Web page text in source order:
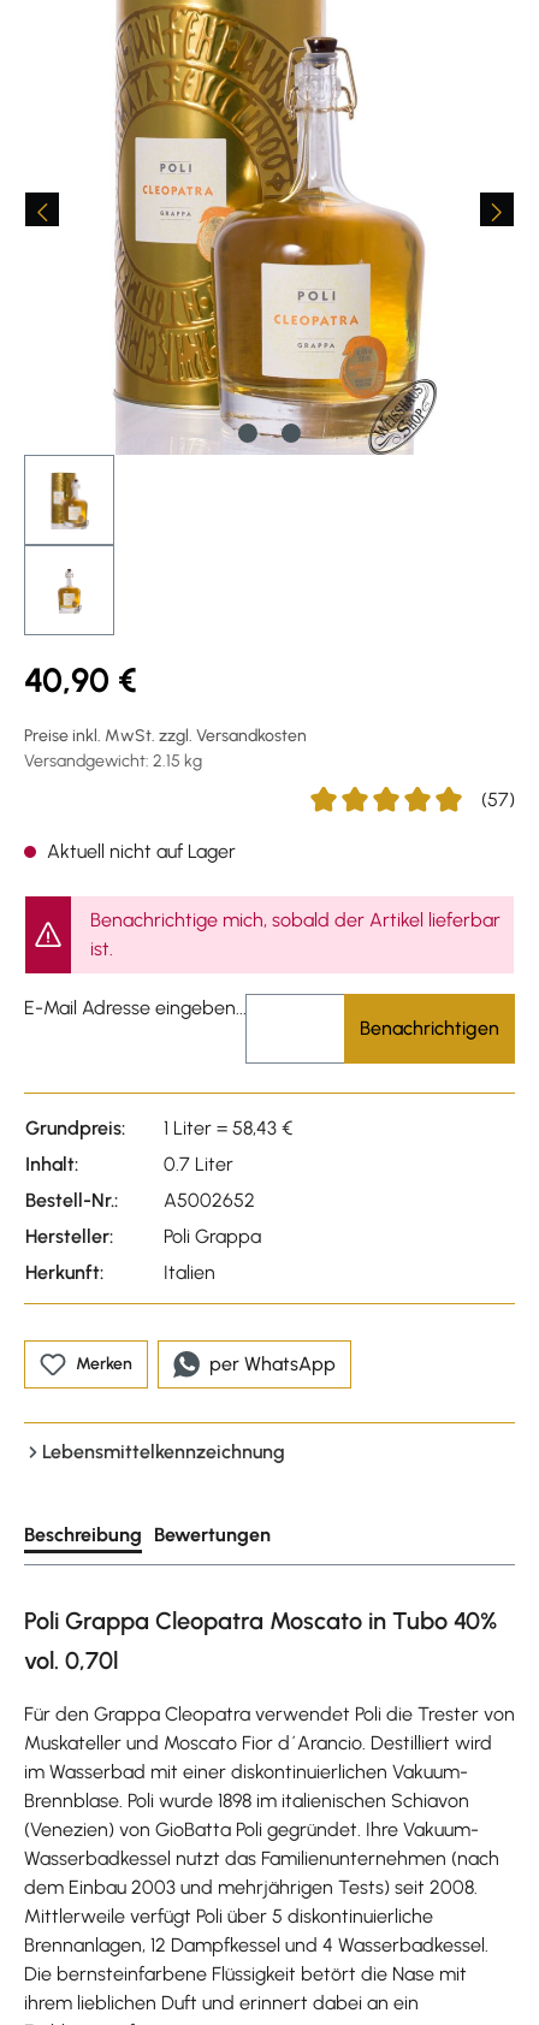
40,90 €
Preise inkl. MwSt. zzgl. Versandkosten
Versandgewicht: 2.15 kg
(57)
Aktuell nicht auf Lager
Benachrichtige mich, sobald der Artikel lieferbar
ist.
E-Mail Adresse eingeben...
Benachrichtigen
Grundpreis:
1 Liter = 58,43 €
Inhalt:
0.7 Liter
Bestell-Nr.:
A5002652
Hersteller:
Poli Grappa
Herkunft:
Italien
Merken per WhatsApp
Lebensmittelkennzeichnung
Beschreibung Bewertungen
Poli Grappa Cleopatra Moscato in Tubo 40%
vol. 0,70l
Für den Grappa Cleopatra verwendet Poli die Trester von
Muskateller und Moscato Fior d´Arancio. Destilliert wird
im Wasserbad mit einer diskontinuierlichen Vakuum-
Brennblase. Poli wurde 1898 im italienischen Schiavon
(Venezien) von GioBatta Poli gegründet. Ihre Vakuum-
Wasserbadkessel nutzt das Familienunternehmen (nach
dem Einbau 2003 und mehrjährigen Tests) seit 2008.
Mittlerweile verfügt Poli über 5 diskontinuierliche
Brennanlagen, 12 Dampfkessel und 4 Wasserbadkessel.
Die bernsteinfarbene Flüssigkeit betört die Nase mit
ihrem lieblichen Duft und erinnert dabei an ein